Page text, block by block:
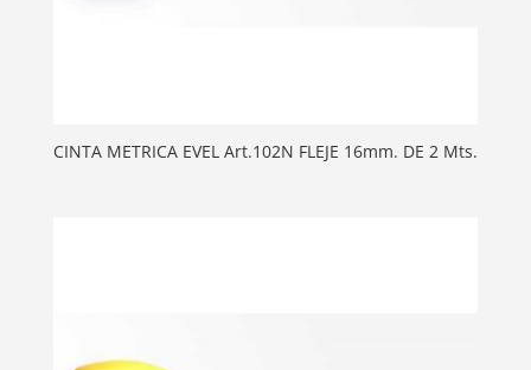
CINTA METRICA EVEL Art.102N FLEJE 16mm. DE 2 Mts.